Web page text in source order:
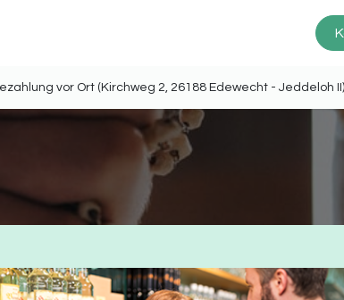
Bezahlung vor Ort (Kirchweg 2, 26188 Edewecht